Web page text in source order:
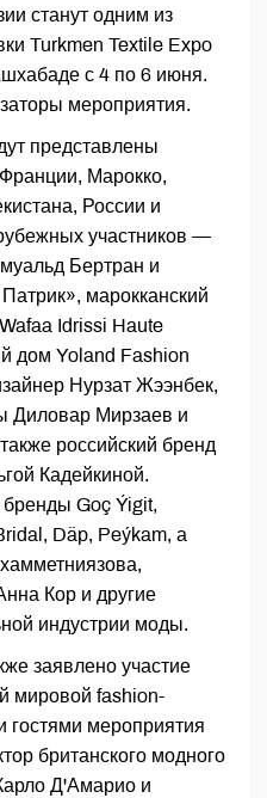
станут одним из
Turkmen Textile Expo
с 4 по 6 июня.
мероприятия.
представлены
Марокко,
России и
участников —
Бертран и
марокканский
Idrissi Haute
дом Yoland Fashion
Нурзат Жээнбек,
Диловар Мирзаев и
российский бренд
Кадейкиной.
бренды Goç Ýigit,
Däp, Peýkam, а
Кор и другие
индустрии моды.
заявлено участие
мировой fashion-
гостями мероприятия
британского модного
Д'Амарио и